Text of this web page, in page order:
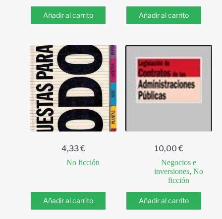
Añadir al carrito Añadir al carrito
4,33€
No ficción
Añadir al carrito
10,00 €
Negocios e
inversiones, No
ficción
Añadir al carrito